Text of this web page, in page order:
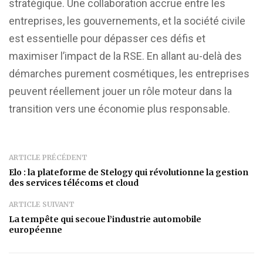
stratégique. Une collaboration accrue entre les
entreprises, les gouvernements, et la société civile
est essentielle pour dépasser ces défis et
maximiser l’impact de la RSE. En allant au-delà des
démarches purement cosmétiques, les entreprises
peuvent réellement jouer un rôle moteur dans la
transition vers une économie plus responsable.
ARTICLE PRÉCÉDENT
Elo : la plateforme de Stelogy qui révolutionne la gestion
des services télécoms et cloud
ARTICLE SUIVANT
La tempête qui secoue l’industrie automobile
européenne